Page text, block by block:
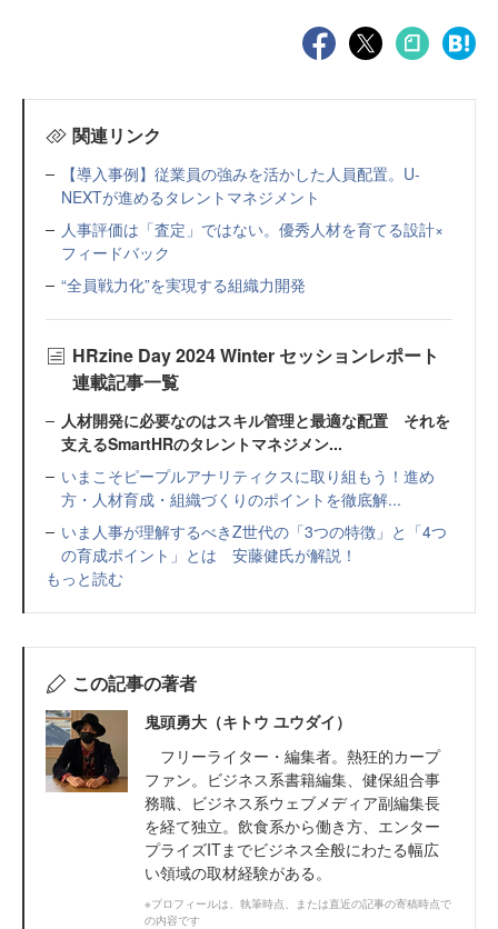
関連リンク
【導入事例】従業員の強みを活かした人員配置。U-
NEXTが進めるタレントマネジメント
人事評価は「査定」ではない。優秀人材を育てる設計×
フィードバック
“全員戦力化”を実現する組織力開発
HRzine Day 2024 Winter セッションレポート
連載記事一覧
人材開発に必要なのはスキル管理と最適な配置 それを
支えるSmartHRのタレントマネジメン...
いまこそピープルアナリティクスに取り組もう！進め
方・人材育成・組織づくりのポイントを徹底解...
いま人事が理解するべきZ世代の「3つの特徴」と「4つ
の育成ポイント」とは 安藤健氏が解説！
もっと読む
この記事の著者
鬼頭勇大（キトウ ユウダイ）
フリーライター・編集者。熱狂的カープ
ファン。ビジネス系書籍編集、健保組合事
務職、ビジネス系ウェブメディア副編集長
を経て独立。飲食系から働き方、エンター
プライズITまでビジネス全般にわたる幅広
い領域の取材経験がある。
※プロフィールは、執筆時点、または直近の記事の寄稿時点で
の内容です